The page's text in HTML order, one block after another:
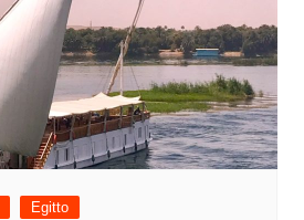
Egitto